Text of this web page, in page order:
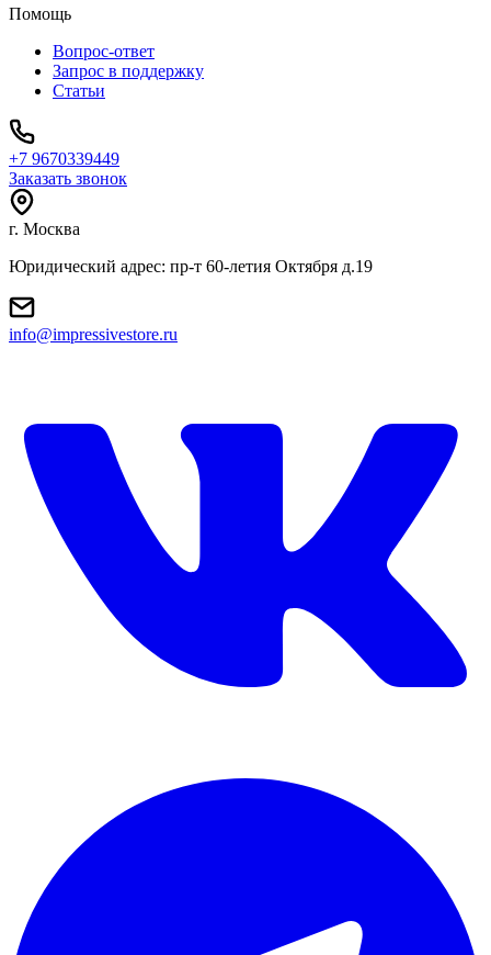
Помощь
Вопрос-ответ
Запрос в поддержку
Статьи
+7 9670339449
Заказать звонок
г. Москва
Юридический адрес: пр-т 60-летия Октября д.19
info@impressivestore.ru